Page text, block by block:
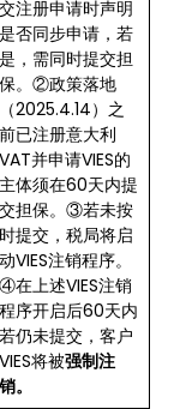
交注册申请时声明
是否同步申请，若
是，需同时提交担
保。②政策落地
（2025.4.14）之
前已注册意大利
VAT并申请VIES的
主体须在60天内提
交担保。③若未按
时提交，税局将启
动VIES注销程序。
④在上述VIES注销
程序开启后60天内
若仍未提交，客户
VIES将被强制注
销。